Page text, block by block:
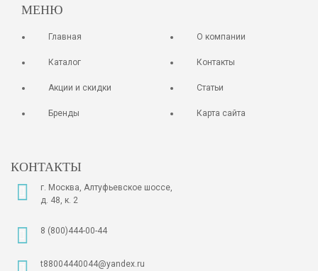
МЕНЮ
Главная
Каталог
Акции и скидки
Бренды
О компании
Контакты
Статьи
Карта сайта
КОНТАКТЫ
г. Москва, Алтуфьевское шоссе,
д. 48, к. 2
8 (800)444-00-44
t88004440044@yandex.ru